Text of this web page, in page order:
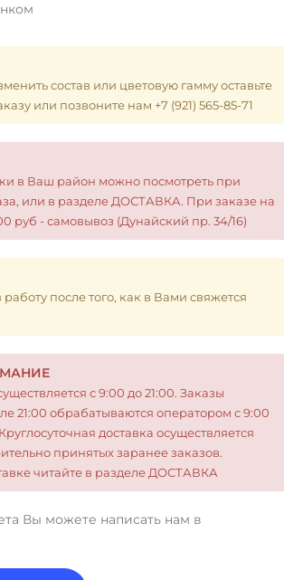
состав или цветовую гамму оставьте
или позвоните нам +7 (921) 565-85-71
в Ваш район можно посмотреть при
или в разделе ДОСТАВКА. При заказе на
руб - самовывоз (Дунайский пр. 34/16)
работу после того, как в Вами свяжется
с 9:00 до 21:00. Заказы
21:00 обрабатываются оператором с 9:00
доставка осуществляется
принятых заранее заказов.
читайте в разделе ДОСТАВКА
Вы можете написать нам в